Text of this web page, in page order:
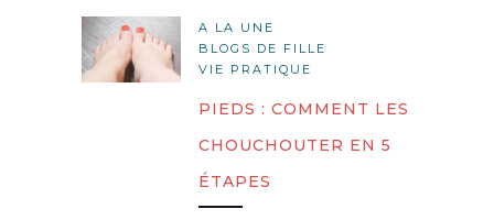
A LA UNE
BLOGS DE FILLE
VIE PRATIQUE
PIEDS : COMMENT LES
CHOUCHOUTER EN 5
ÉTAPES